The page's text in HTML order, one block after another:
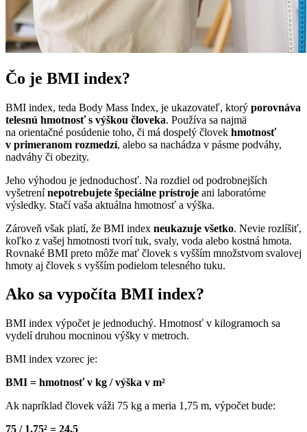
Čo je BMI index?
BMI index, teda Body Mass Index, je ukazovateľ, ktorý porovnáva
telesnú hmotnosť s výškou človeka. Používa sa najmä
na orientačné posúdenie toho, či má dospelý človek hmotnosť
v primeranom rozmedzí, alebo sa nachádza v pásme podváhy,
nadváhy či obezity.
Jeho výhodou je jednoduchosť. Na rozdiel od podrobnejších
vyšetrenínepotrebujete špeciálne prístroje ani laboratórne
výsledky. Stačí vaša aktuálna hmotnosť a výška.
Zároveň však platí, že BMI index neukazuje všetko. Nevie rozlíšiť,
koľko z vašej hmotnosti tvorí tuk, svaly, voda alebo kostná hmota.
Rovnaké BMI preto môže mať človek s vyšším množstvom svalovej
hmoty aj človek s vyšším podielom telesného tuku.
Ako sa vypočíta BMI index?
BMI index výpočet je jednoduchý. Hmotnosť v kilogramoch sa
vydelí druhou mocninou výšky v metroch.
BMI index vzorec je:
BMI = hmotnosť v kg / výška v m²
Ak napríklad človek váži 75 kg a meria 1,75 m, výpočet bude:
75 / 1,75² = 24,5